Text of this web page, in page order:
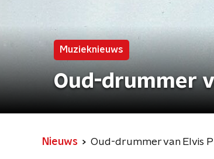
Muzieknieuws
Oud-drummer
Nieuws Oud-drummer van Elvis